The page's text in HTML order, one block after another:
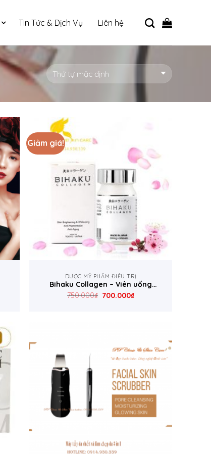
Tin Tức & Dịch Vụ Liên hệ
Giảm giá!
DƯỢC MỸ PHẨM ĐIỀU TRỊ
Bihaku Collagen – Viên uống
làm trắng sáng da, đặc trị nám
750.000₫ 700.000₫